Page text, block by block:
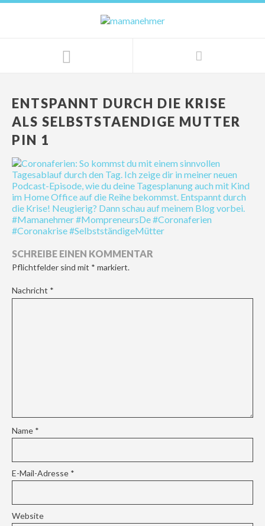
ENTSPANNT DURCH DIE KRISE
ALS SELBSTSTAENDIGE MUTTER
PIN 1
SCHREIBE EINEN KOMMENTAR
Pflichtfelder sind mit * markiert.
Nachricht *
Name *
E-Mail-Adresse *
Website